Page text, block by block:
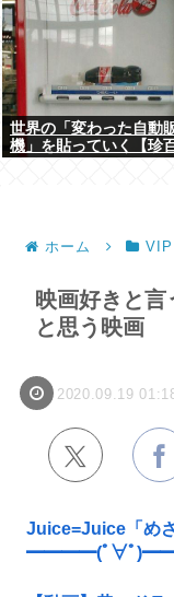
世界の「変わった自動
機」を貼っていく【珍
ホーム VIP
映画好きと
と思う映画
2020.09.19
Juice=Juice「め
━━━━(ﾟ∀ﾟ